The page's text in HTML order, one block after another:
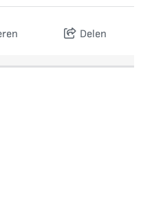
Delen